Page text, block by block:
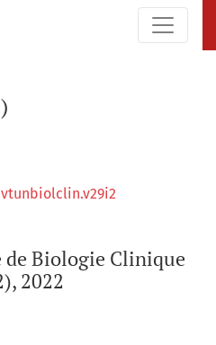
de Biologie Clinique
de Biologie Clinique
2022